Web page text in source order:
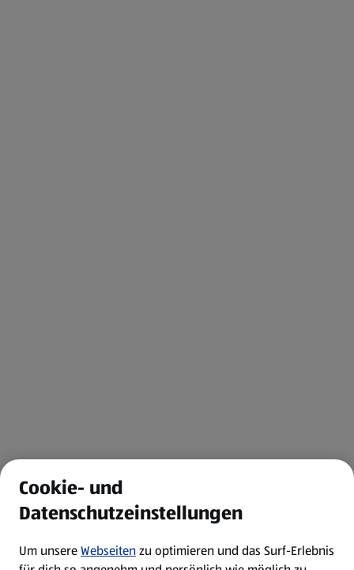
Cookie- und
Datenschutzeinstellungen
Um unsereWebseitenzu optimieren und das Surf-Erlebnis